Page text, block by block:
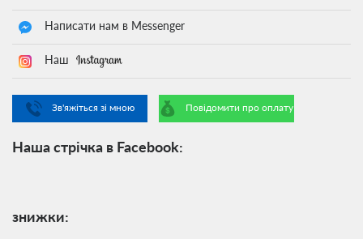
Написати нам в Messenger
Наш
Зв'яжіться зі мною Повідомити про оплату
Наша стрічка в Facebook:
знижки: